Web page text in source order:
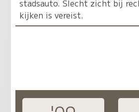
stadsauto. Slecht zicht bij
kijken is vereist.